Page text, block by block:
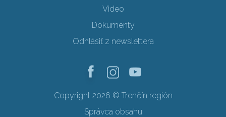
Video
Dokumenty
Odhlásiť z newslettera
Copyright 2026 © Trenčín región
Správca obsahu